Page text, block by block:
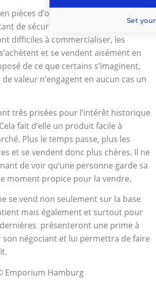
pièces d’or est une technique
de sécuriser son placement. A côté
difficiles à commercialiser, les
et se vendent aisément en
de ce que certains s’imaginent,
de valeur n’engagent en aucun cas un
très prisées pour l’intérêt historique
fait d’elle un produit facile à
Plus le temps passe, plus les
et se vendent donc plus chères. Il ne
de voir qu’une personne garde sa
moment propice pour la vendre.
se vend non seulement sur la base
mais également et surtout pour
dernières présenteront une prime à
négociant et lui permettra de faire
Emporium Hamburg
Set